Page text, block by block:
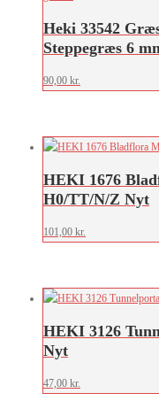
Heki 33542
Steppegræs 6
90,00 kr.
HEKI 1676
H0/TT/N/Z Nyt
101,00 kr.
HEKI 3126
Nyt
47,00 kr.